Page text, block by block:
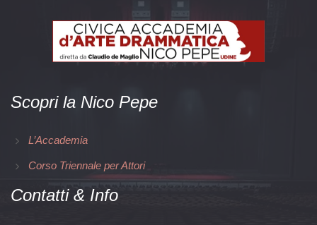
Scopri la Nico Pepe
L’Accademia
Corso Triennale per Attori
Contatti & Info